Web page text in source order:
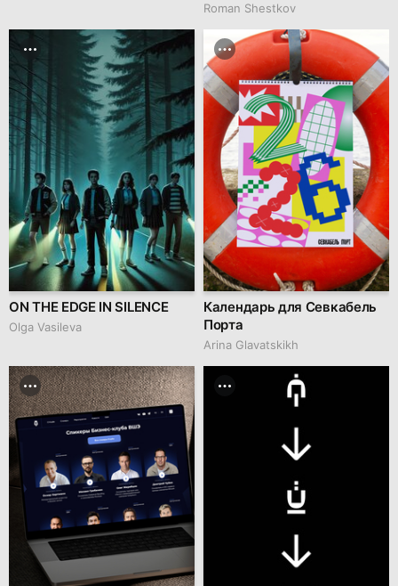
Roman Shestkov
ON THE EDGE IN SILENCE
Olga Vasileva
Календарь для Севкабель
Порта
Arina Glavatskikh